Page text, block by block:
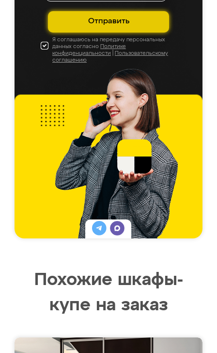
Отправить
Я соглашаюсь на передачу персональных
данных согласно Политике
конфиденциальности
Пользовательскому
соглашению
Похожие шкафы-
купе на заказ